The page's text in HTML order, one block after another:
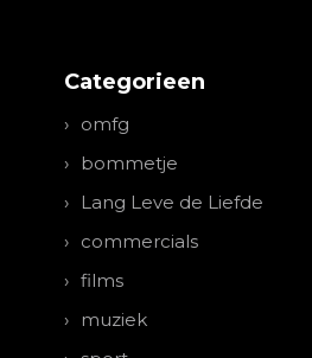
Categorieen
omfg
bommetje
Lang Leve de Liefde
commercials
films
muziek